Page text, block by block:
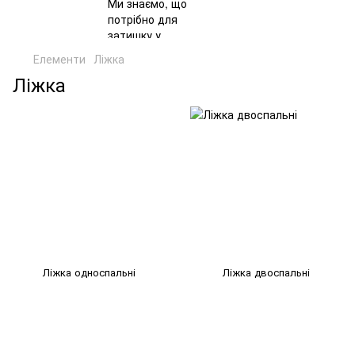
Елементи Ліжка
Ліжка
Ліжка односпальні Ліжка двоспальні